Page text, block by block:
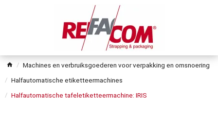
Machines en verbruiksgoederen voor verpakking en omsnoering
Halfautomatische etiketteermachines
Halfautomatische tafeletiketteermachine: IRIS